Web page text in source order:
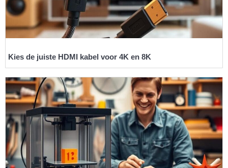
Kies de juiste HDMI kabel voor 4K en 8K